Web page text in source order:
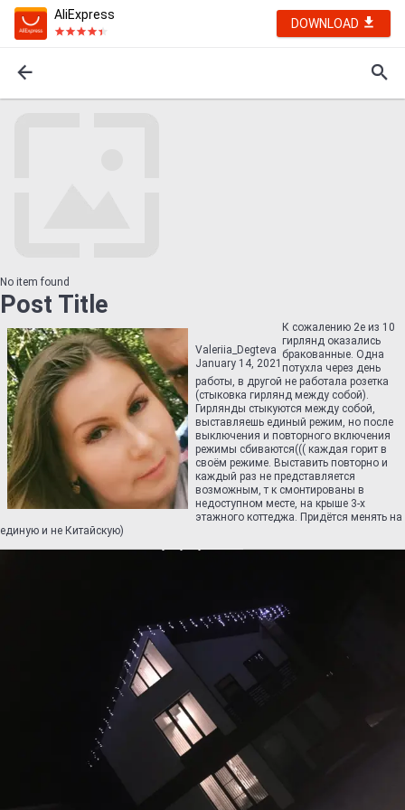
AliExpress
DOWNLOAD
No item found
Post Title
Valeriia_Degteva
January 14, 2021
К сожалению 2е из 10
гирлянд оказались
бракованные. Одна
потухла через день
работы, в другой не работала розетка
(стыковка гирлянд между собой).
Гирлянды стыкуются между собой,
выставляешь единый режим, но после
выключения и повторного включения
режимы сбиваются((( каждая горит в
своём режиме. Выставить повторно и
каждый раз не представляется
возможным, т к смонтированы в
недоступном месте, на крыше 3-х
этажного коттеджа. Придётся менять на
единую и не Китайскую)